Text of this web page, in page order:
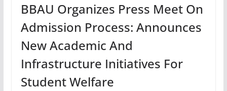
BBAU Organizes Press Meet On
Admission Process: Announces
New Academic And
Infrastructure Initiatives For
Student Welfare